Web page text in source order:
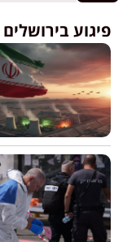
פיגוע בירושלים